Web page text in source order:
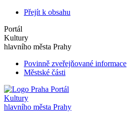
Přejít k obsahu
Portál
Kultury
hlavního města Prahy
Povinně zveřejňované informace
Městské části
Portál
Kultury
hlavního města Prahy